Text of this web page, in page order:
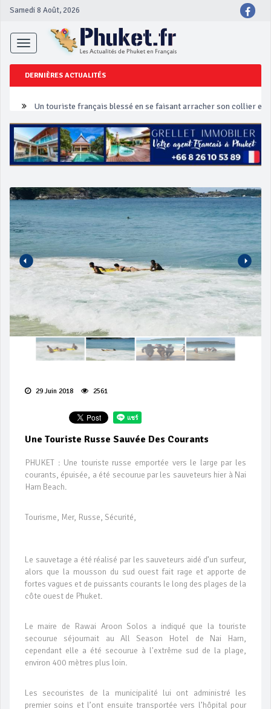
Samedi 8 Août, 2026
Toggle
navigation
DERNIÈRES ACTUALITÉS
Phuket Peranakan Festival
‘Phuket Eye’ assurera la sécurité pendant Songkran
Campagne de sécurité routière ‘Seven Days of Danger’ de
29 Juin 2018 2561
Une Touriste Russe Sauvée Des Courants
PHUKET : Une touriste russe emportée vers le large par les
courants, épuisée, a été secourue par les sauveteurs hier à Nai
Harn Beach.
Tourisme, Mer, Russe, Sécurité,
Le sauvetage a été réalisé par les sauveteurs aidé d’un surfeur,
alors que la mousson du sud ouest fait rage et apporte de
fortes vagues et de puissants courants le long des plages de la
côte ouest de Phuket.
Le maire de Rawai Aroon Solos a indiqué que la touriste
secourue séjournait au All Season Hotel de Nai Harn,
cependant elle a été secourue à l'extrême sud de la plage,
environ 400 mètres plus loin.
Les secouristes de la municipalité lui ont administré les
premier soins et l’ont ensuite transportée vers l’hôpital pour